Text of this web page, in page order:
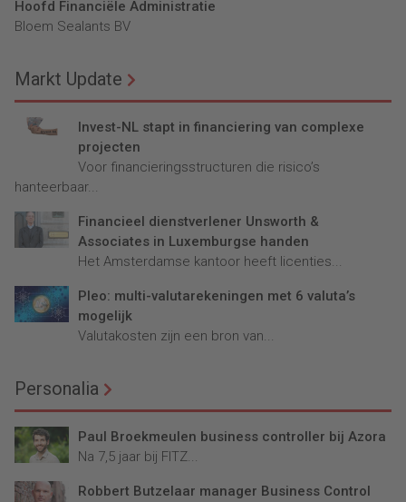
Hoofd Financiële Administratie
Bloem Sealants BV
Markt Update
Invest-NL stapt in financiering van complexe
projecten
Voor financieringsstructuren die risico’s
hanteerbaar...
Financieel dienstverlener Unsworth &
Associates in Luxemburgse handen
Het Amsterdamse kantoor heeft licenties...
Pleo: multi-valutarekeningen met 6 valuta’s
mogelijk
Valutakosten zijn een bron van...
Personalia
Paul Broekmeulen business controller bij Azora
Na 7,5 jaar bij FITZ...
Robbert Butzelaar manager Business Control